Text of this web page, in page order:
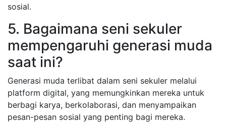
sosial.
5. Bagaimana seni sekuler
mempengaruhi generasi muda
saat ini?
Generasi muda terlibat dalam seni sekuler melalui
platform digital, yang memungkinkan mereka untuk
berbagi karya, berkolaborasi, dan menyampaikan
pesan-pesan sosial yang penting bagi mereka.